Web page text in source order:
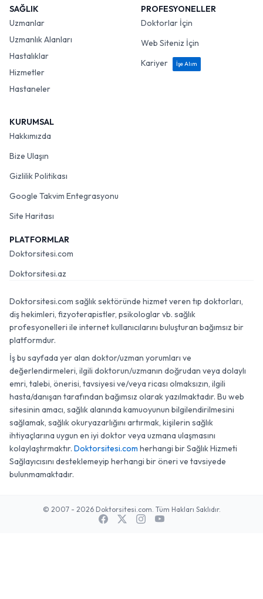
SAĞLIK
Uzmanlar
Uzmanlık Alanları
Hastalıklar
Hizmetler
Hastaneler
PROFESYONELLER
Doktorlar İçin
Web Siteniz İçin
Kariyer
İşe Alım
KURUMSAL
Hakkımızda
Bize Ulaşın
Gizlilik Politikası
Google Takvim Entegrasyonu
Site Haritası
PLATFORMLAR
Doktorsitesi.com
Doktorsitesi.az
Doktorsitesi.com sağlık sektöründe hizmet veren tıp doktorları,
diş hekimleri, fizyoterapistler, psikologlar vb. sağlık
profesyonelleri ile internet kullanıcılarını buluşturan bağımsız bir
platformdur.
İş bu sayfada yer alan doktor/uzman yorumları ve
değerlendirmeleri, ilgili doktorun/uzmanın doğrudan veya dolaylı
emri, talebi, önerisi, tavsiyesi ve/veya ricası olmaksızın, ilgili
hasta/danışan tarafından bağımsız olarak yazılmaktadır. Bu web
sitesinin amacı, sağlık alanında kamuoyunun bilgilendirilmesini
sağlamak, sağlık okuryazarlığını artırmak, kişilerin sağlık
ihtiyaçlarına uygun en iyi doktor veya uzmana ulaşmasını
kolaylaştırmaktır. Doktorsitesi.com herhangi bir Sağlık Hizmeti
Sağlayıcısını desteklemeyip herhangi bir öneri ve tavsiyede
bulunmamaktadır.
© 2007 - 2026 Doktorsitesi.com. Tüm Hakları Saklıdır.